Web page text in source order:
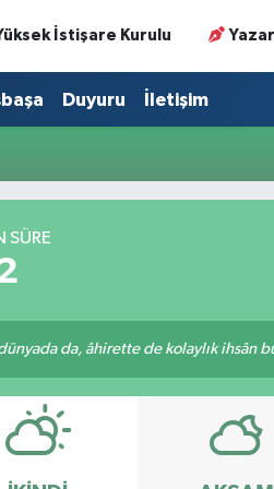
İstişare Kurulu
Duyuru İletişim
SÜRE
da, âhirette de kolaylık ihsân